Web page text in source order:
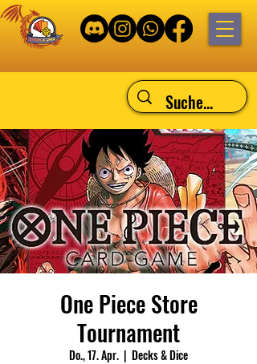
One Piece Store
Tournament
Do., 17. Apr.
  |
Decks & Dice